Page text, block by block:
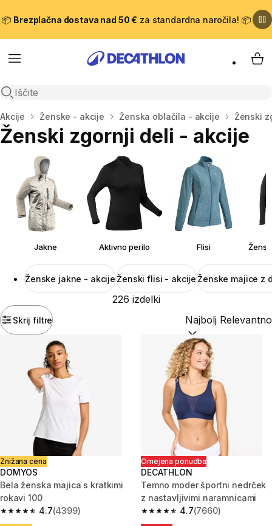
📦 Brezplačna dostava nad 50 € za standardna naročila! 📦
Meni
Odpri iskanje
Domov
Akcije Ženske - akcije Ženska oblačila - akcije Ženski
Ženski zgornji deli - akcije
Jakne Aktivno perilo Flisi
Ženske jakne - akcijeŽenski flisi - akcijeŽenske majice z
Skrij filtre
226 izdelki
Razvrsti po:
Znižana cena
DOMYOS
Bela ženska majica s kratkimi
rokavi 100
4.7
4.7 od 5 zvezdic from 4399 ocene
(4399)
Omejena ponudba
DECATHLON
Temno moder športni nedrček
z nastavljivimi naramnicami
4.7
4.7 od 5 zvezdic from 7660
(7660)